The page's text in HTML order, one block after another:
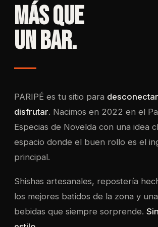
Más que
un bar.
PARIPÉ es tu sitio para
disfrutar. Nacimos en 2022 en el
Especias de Novelda con una idea
espacio donde el buen rollo es el
principal.
Shishas artesanales, repostería
los mejores batidos de la zona y
bebidas que siempre sorprende.